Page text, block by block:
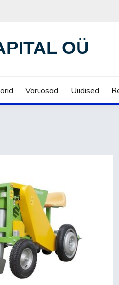
OÜ
Varuosad Uudised